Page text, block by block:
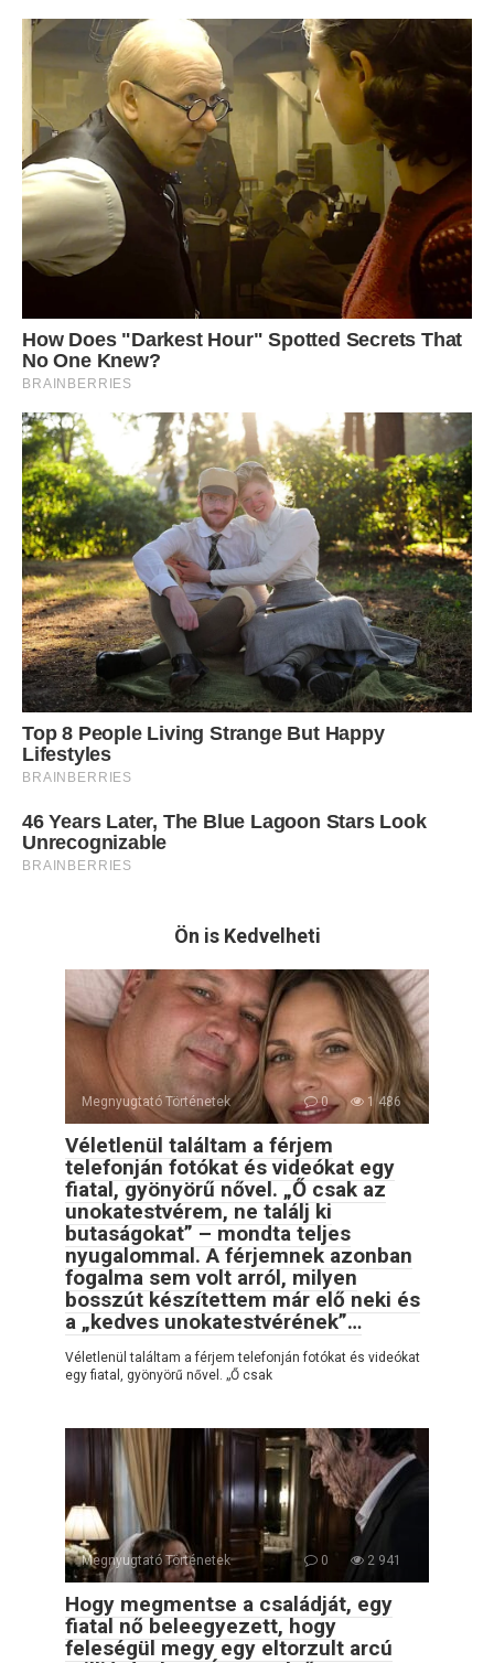
Ön is Kedvelheti
Megnyugtató Történetek 0 1 486
Véletlenül találtam a férjem
telefonján fotókat és videókat egy
fiatal, gyönyörű nővel. „Ő csak az
unokatestvérem, ne találj ki
butaságokat” – mondta teljes
nyugalommal. A férjemnek azonban
fogalma sem volt arról, milyen
bosszút készítettem már elő neki és
a „kedves unokatestvérének”…
Véletlenül találtam a férjem telefonján fotókat és videókat
egy fiatal, gyönyörű nővel. „Ő csak
Megnyugtató Történetek 0 2 941
Hogy megmentse a családját, egy
fiatal nő beleegyezett, hogy
feleségül megy egy eltorzult arcú